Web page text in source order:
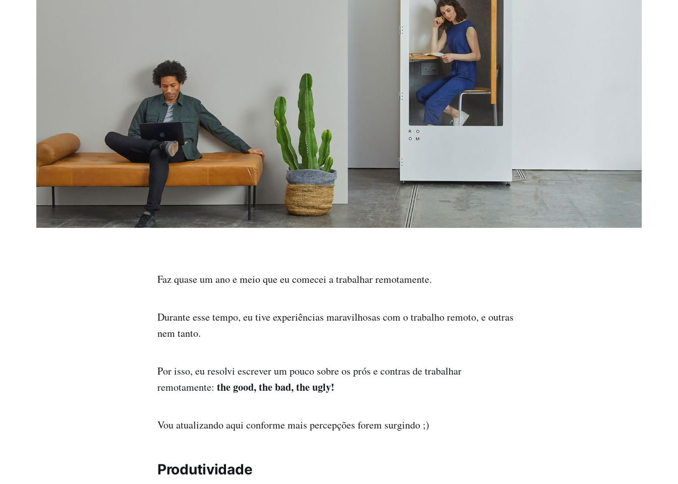
Faz quase um ano e meio que eu comecei a trabalhar remotamente.
Durante esse tempo, eu tive experiências maravilhosas com o trabalho remoto, e outras
nem tanto.
Por isso, eu resolvi escrever um pouco sobre os prós e contras de trabalhar
remotamente: the good, the bad, the ugly!
Vou atualizando aqui conforme mais percepções forem surgindo ;)
Produtividade